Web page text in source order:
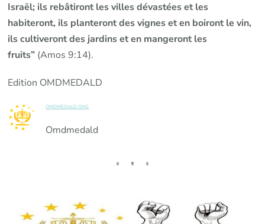
Israël; ils rebâtiront les villes dévastées et les
habiteront, ils planteront des vignes et en boiront le vin,
ils cultiveront des jardins et en mangeront les
fruits” (Amos 9:14).
Edition OMDMEDALD
OMDMEDALD ONG
Omdmedald